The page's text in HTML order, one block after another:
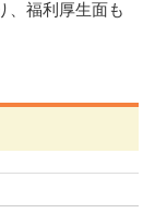
、福利厚生面も